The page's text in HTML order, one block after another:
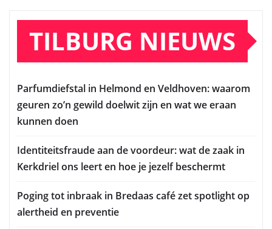
TILBURG NIEUWS
Parfumdiefstal in Helmond en Veldhoven: waarom
geuren zo’n gewild doelwit zijn en wat we eraan
kunnen doen
Identiteitsfraude aan de voordeur: wat de zaak in
Kerkdriel ons leert en hoe je jezelf beschermt
Poging tot inbraak in Bredaas café zet spotlight op
alertheid en preventie